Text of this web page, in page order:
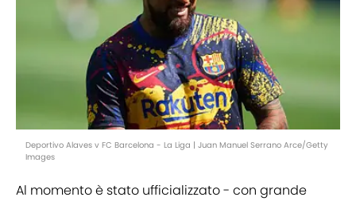
Deportivo Alaves v FC Barcelona - La Liga | Juan Manuel Serrano Arce/Getty
Images
Al momento è stato ufficializzato - con grande